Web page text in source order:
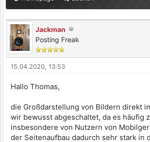
Jackman
Posting Freak
15.04.2020, 13:53
Hallo Thomas,
die Großdarstellung von Bildern direkt
wir bewusst abgeschaltet, da es häufig
insbesondere von Nutzern von
der Seitenaufbau dadurch sehr stark in